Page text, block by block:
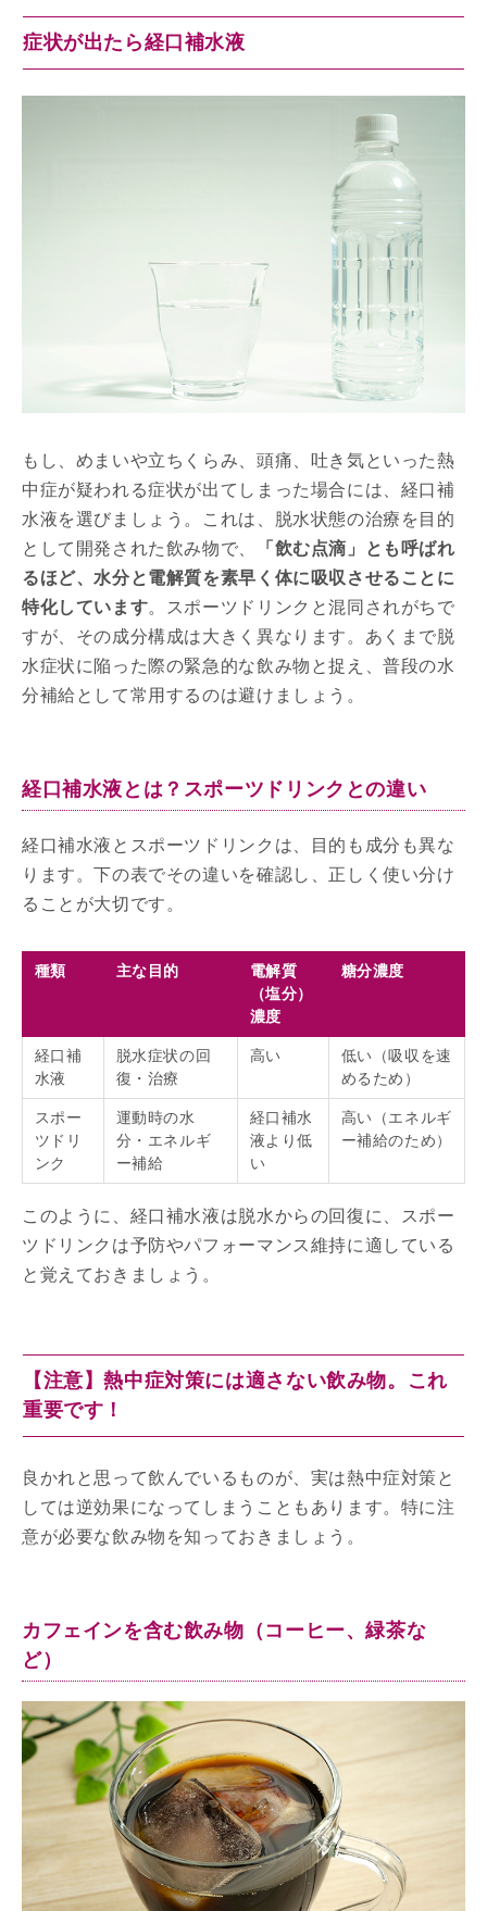
症状が出たら経口補水液
もし、めまいや立ちくらみ、頭痛、吐き気といった熱
中症が疑われる症状が出てしまった場合には、経口補
水液を選びましょう。これは、脱水状態の治療を目的
として開発された飲み物で、
「飲む点滴」とも呼ばれ
るほど、水分と電解質を素早く体に吸収させることに
特化しています。スポーツドリンクと混同されがちで
すが、その成分構成は大きく異なります。あくまで脱
水症状に陥った際の緊急的な飲み物と捉え、普段の水
分補給として常用するのは避けましょう。
経口補水液とは？スポーツドリンクとの違い
経口補水液とスポーツドリンクは、目的も成分も異な
ります。下の表でその違いを確認し、正しく使い分け
ることが大切です。
種類 主な目的
電解質
（塩分）
濃度
糖分濃度
経口補
水液
脱水症状の回
復・治療
高い
低い（吸収を速
めるため）
スポー
ツドリ
ンク
運動時の水
分・エネルギ
ー補給
経口補水
液より低
い
高い（エネルギ
ー補給のため）
このように、経口補水液は脱水からの回復に、スポー
ツドリンクは予防やパフォーマンス維持に適している
と覚えておきましょう。
【注意】熱中症対策には適さない飲み物。これ
重要です！
良かれと思って飲んでいるものが、実は熱中症対策と
しては逆効果になってしまうこともあります。特に注
意が必要な飲み物を知っておきましょう。
カフェインを含む飲み物（コーヒー、緑茶な
ど）